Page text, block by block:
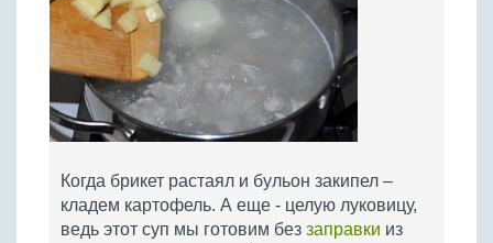
Когда брикет растаял и бульон закипел –
кладем картофель. А еще - целую луковицу,
ведь этот суп мы готовим без заправки из